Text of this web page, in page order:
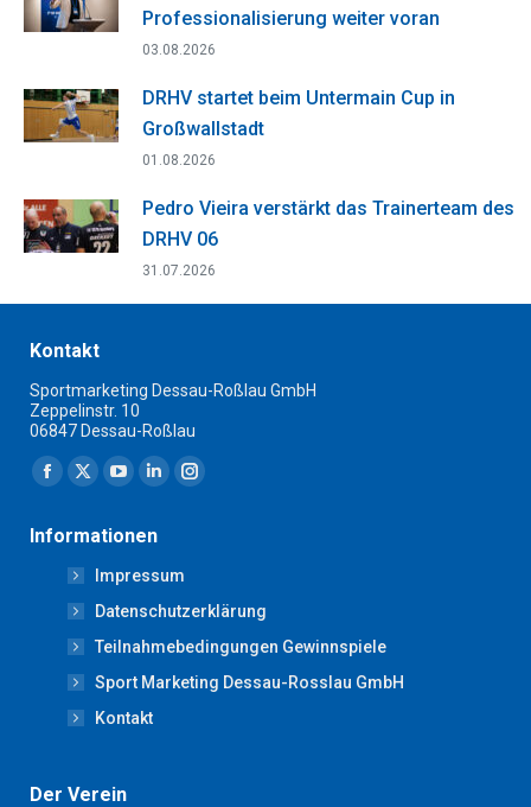
Professionalisierung weiter voran
03.08.2026
DRHV startet beim Untermain Cup in
Großwallstadt
01.08.2026
Pedro Vieira verstärkt das Trainerteam des
DRHV 06
31.07.2026
Kontakt
Sportmarketing Dessau-Roßlau GmbH
Zeppelinstr. 10
06847 Dessau-Roßlau
Finden Sie uns auf:
Facebook
opens
new
window
X
opens
in
new
window
YouTube
opens
in
new
window
Linkedin
opens
in
new
window
Instagram
new
window
Informationen
Impressum
Datenschutzerklärung
Teilnahmebedingungen Gewinnspiele
Sport Marketing Dessau-Rosslau GmbH
Kontakt
Der Verein